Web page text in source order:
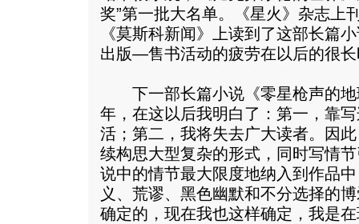
奖”第一批大名单。《星火》杂志上
《莫斯科新闻》上读到了这部长篇
出版—售书活动的疲劳在以后的很
下一部长篇小说《零星枪声的地
年，在这以后我明白了：第一，靠
活；第二，我将失去广大读者。因
续构思大型复杂的形式，同时写情
说中的情节最大限度地纳入到作品
义、荒谬、黑色幽默和不分选择的
确定的，现在我也这样确定，我是